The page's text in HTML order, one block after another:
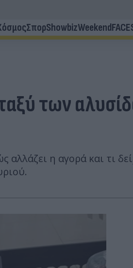
ΣπορShowbizWeekend
των
η αγορά και τι